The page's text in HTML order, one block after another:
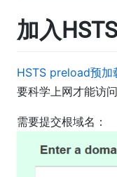
加入
HSTS preload预加
要科学上网才能访问
需要提交根域名：